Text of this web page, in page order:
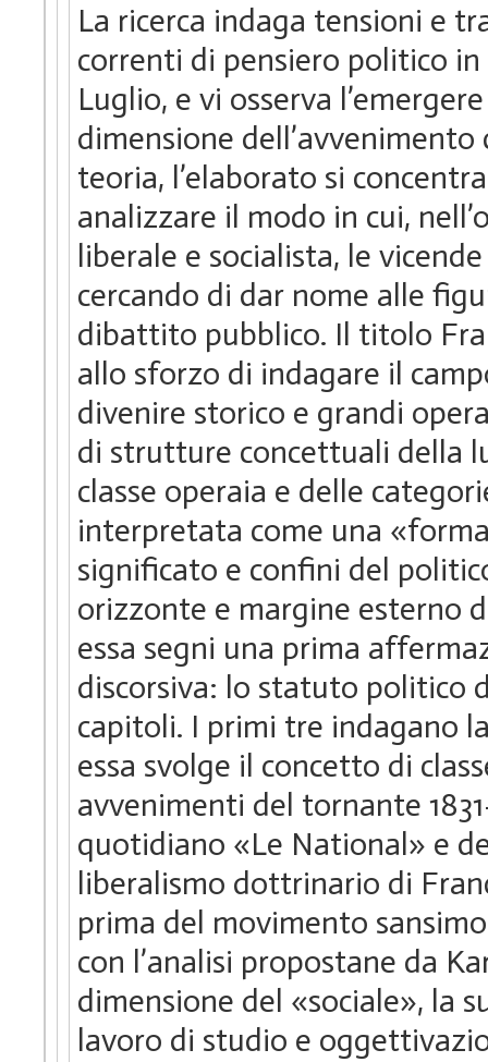
La ricerca indaga tensioni e
correnti di pensiero politico
Luglio, e vi osserva
dimensione
teoria, l’elaborato si
analizzare il modo in cui,
liberale e socialista, le
cercando di dar nome alle
dibattito pubblico. Il titolo
allo sforzo di indagare il
divenire storico e grandi
di strutture concettuali della
classe operaia e delle
interpretata come una
significato e confini del
orizzonte e margine esterno
essa segni una prima
discorsiva: lo statuto politico
capitoli. I primi tre indagano
essa svolge il concetto di
avvenimenti del tornante
quotidiano «Le National» e
liberalismo dottrinario di
prima del movimento
con l’analisi propostane da
dimensione del «sociale», la
lavoro di studio e